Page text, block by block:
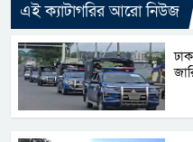
এই ক্যাটাগরির আরো নিউজ